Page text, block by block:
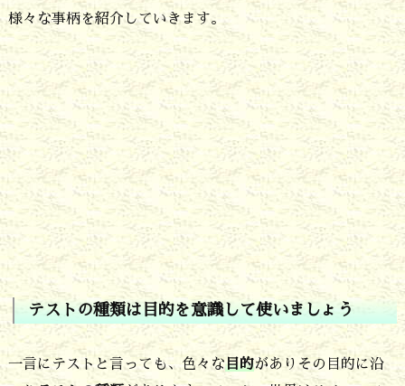
し
て
い
し
ょ
う
4.
2.
テ
ス
様々な事柄を紹介していきます。
テストの種類は目的を意識して使いましょう
一言にテストと言っても、色々な目的がありその目的に沿